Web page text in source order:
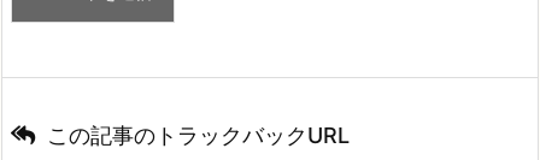
この記事のトラックバックURL